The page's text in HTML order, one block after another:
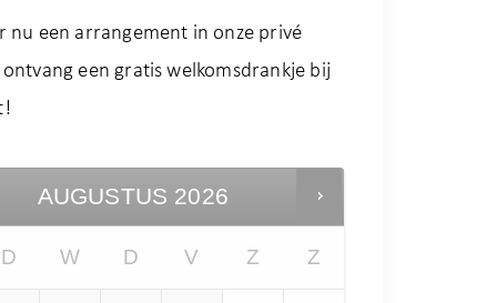
nu een arrangement in onze privé
ontvang een gratis welkomsdrankje bij
AUGUSTUS 2026
D W D V Z Z